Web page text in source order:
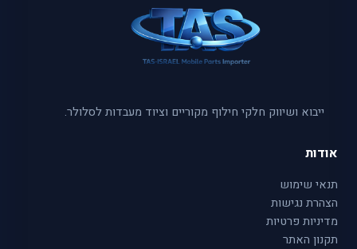
ייבוא ושיווק חלקי חילוף מקוריים וציוד מעבדות לסלולר.
אודות
תנאי שימוש
הצהרת נגישות
מדיניות פרטיות
תקנון האתר